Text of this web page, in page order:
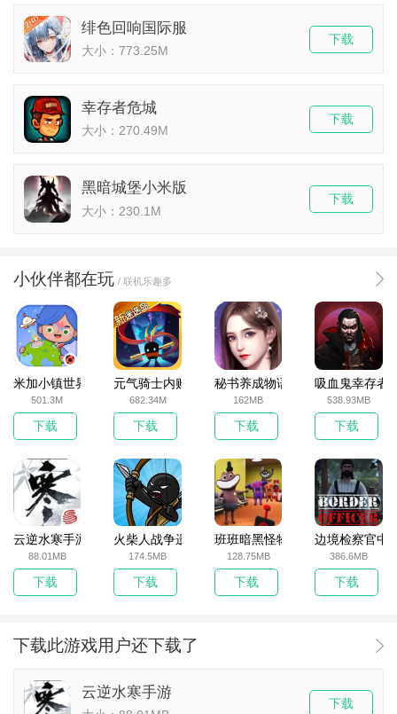
绯色回响国际服
大小：773.25M
下载
幸存者危城
大小：270.49M
下载
黑暗城堡小米版
大小：230.1M
下载
小伙伴都在玩 / 联机乐趣多
米加小镇世界2025官方版
501.3M
下载
元气骑士内购破解版
682.34M
下载
秘书养成物语
162MB
下载
吸血鬼幸存者
538.93MB
下载
云逆水寒手游
88.01MB
下载
火柴人战争遗产无敌版
174.5MB
下载
班班暗黑怪物生存挑战5
128.75MB
下载
边境检察官中
386.6MB
下载
下载此游戏用户还下载了
云逆水寒手游
下载